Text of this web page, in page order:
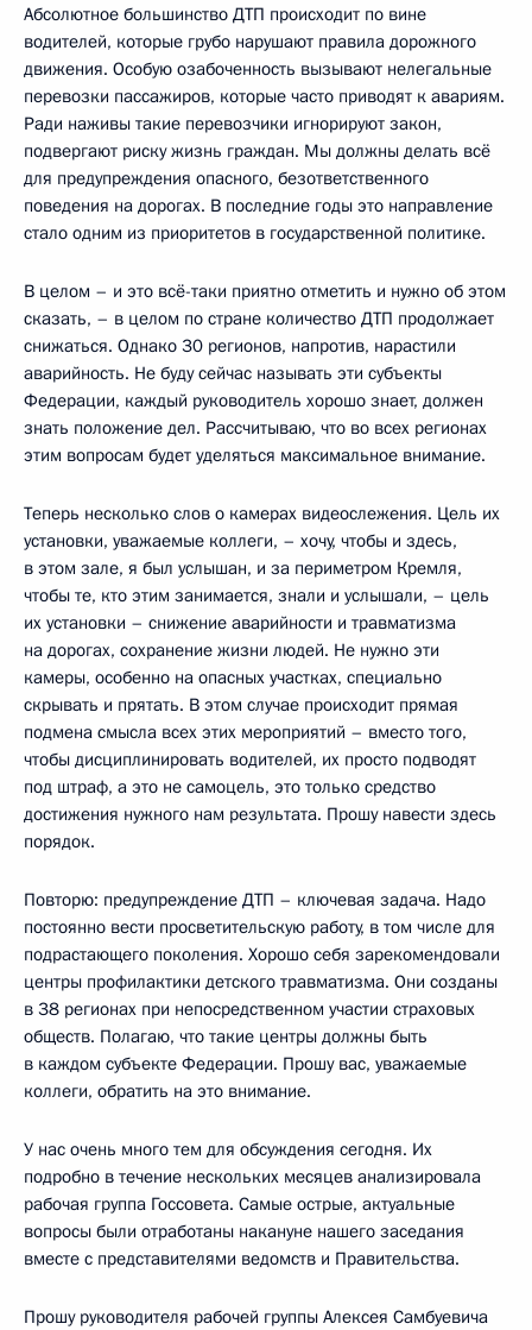
Абсолютное большинство ДТП происходит по вине
водителей, которые грубо нарушают правила дорожного
движения. Особую озабоченность вызывают нелегальные
перевозки пассажиров, которые часто приводят к авариям.
Ради наживы такие перевозчики игнорируют закон,
подвергают риску жизнь граждан. Мы должны делать всё
для предупреждения опасного, безответственного
поведения на дорогах. В последние годы это направление
стало одним из приоритетов в государственной политике.
В целом – и это всё-таки приятно отметить и нужно об этом
сказать, – в целом по стране количество ДТП продолжает
снижаться. Однако 30 регионов, напротив, нарастили
аварийность. Не буду сейчас называть эти субъекты
Федерации, каждый руководитель хорошо знает, должен
знать положение дел. Рассчитываю, что во всех регионах
этим вопросам будет уделяться максимальное внимание.
Теперь несколько слов о камерах видеослежения. Цель их
установки, уважаемые коллеги, – хочу, чтобы и здесь,
в этом зале, я был услышан, и за периметром Кремля,
чтобы те, кто этим занимается, знали и услышали, – цель
их установки – снижение аварийности и травматизма
на дорогах, сохранение жизни людей. Не нужно эти
камеры, особенно на опасных участках, специально
скрывать и прятать. В этом случае происходит прямая
подмена смысла всех этих мероприятий – вместо того,
чтобы дисциплинировать водителей, их просто подводят
под штраф, а это не самоцель, это только средство
достижения нужного нам результата. Прошу навести здесь
порядок.
Повторю: предупреждение ДТП – ключевая задача. Надо
постоянно вести просветительскую работу, в том числе для
подрастающего поколения. Хорошо себя зарекомендовали
центры профилактики детского травматизма. Они созданы
в 38 регионах при непосредственном участии страховых
обществ. Полагаю, что такие центры должны быть
в каждом субъекте Федерации. Прошу вас, уважаемые
коллеги, обратить на это внимание.
У нас очень много тем для обсуждения сегодня. Их
подробно в течение нескольких месяцев анализировала
рабочая группа Госсовета. Самые острые, актуальные
вопросы были отработаны накануне нашего заседания
вместе с представителями ведомств и Правительства.
Прошу руководителя рабочей группы Алексея Самбуевича